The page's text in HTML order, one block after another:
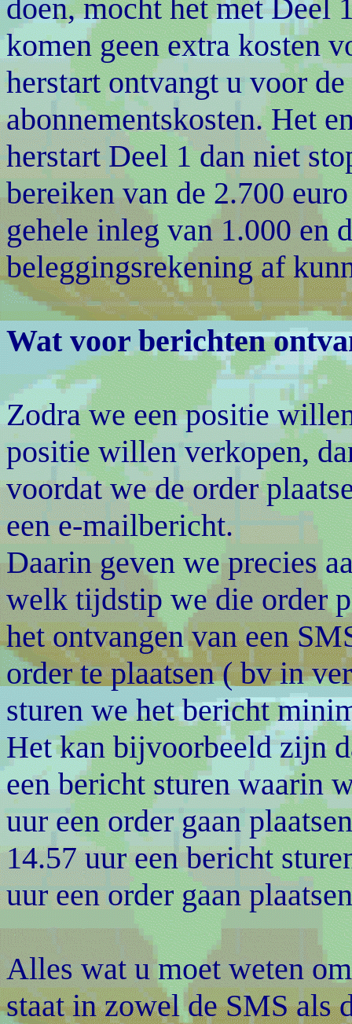
doen, mocht het met
komen geen extra kosten
herstart ontvangt u voor
abonnementskosten. Het
herstart Deel 1 dan niet
bereiken van de 2.700
gehele inleg van 1.000 en
beleggingsrekening af
Wat voor berichten
Zodra we een positie
positie willen verkopen,
voordat we de order
een e-mailbericht.
Daarin geven we precies
welk tijdstip we die order
het ontvangen van een
order te plaatsen ( bv in
sturen we het bericht
Het kan bijvoorbeeld zijn
een bericht sturen waarin
uur een order gaan
14.57 uur een bericht
uur een order gaan
Alles wat u moet weten
staat in zowel de SMS als